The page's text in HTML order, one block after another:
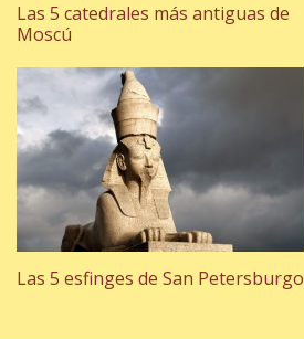
Las 5 catedrales más antiguas de
Moscú
Las 5 esfinges de San Petersburgo